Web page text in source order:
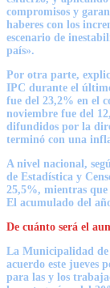
compromisos y
haberes con los
escenario de
país».
Por otra parte,
IPC durante el
fue del 23,2% en el
noviembre fue del
difundidos por la
terminó con una
A nivel nacional,
de Estadística y
25,5%, mientras
El acumulado del
De cuánto será el
La Municipalidad de
acuerdo este jueves
para las y los